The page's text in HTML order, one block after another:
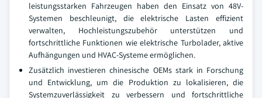
leistungsstarken Fahrzeugen haben den Einsatz von 48V-
Systemen beschleunigt, die elektrische Lasten effizient
verwalten, Hochleistungszubehör unterstützen und
fortschrittliche Funktionen wie elektrische Turbolader, aktive
Aufhängungen und HVAC-Systeme ermöglichen.
Zusätzlich investieren chinesische OEMs stark in Forschung
und Entwicklung, um die Produktion zu lokalisieren, die
Systemzuverlässigkeit zu verbessern und fortschrittliche